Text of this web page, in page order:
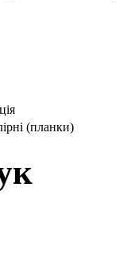
(планки)